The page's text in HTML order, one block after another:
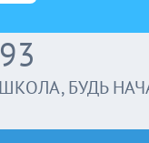
БУДЬ